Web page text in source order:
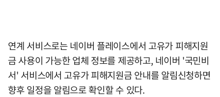
연계 서비스로는 네이버 플레이스에서 고유가 피해지원
금 사용이 가능한 업체 정보를 제공하고, 네이버 '국민비
서' 서비스에서 고유가 피해지원금 안내를 알림신청하면
향후 일정을 알림으로 확인할 수 있다.